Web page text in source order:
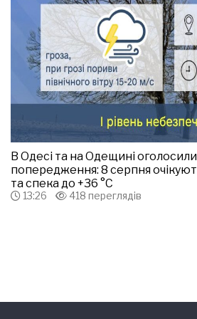
В Одесі та на Одещині
попередження: 8 серпня
та спека до +36 °С
13:26 418 переглядів